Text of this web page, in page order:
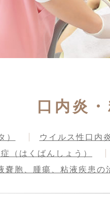
口内炎
） ウイルス性口内
（はくばんしょう）
嚢胞、腫瘍、粘液疾患の